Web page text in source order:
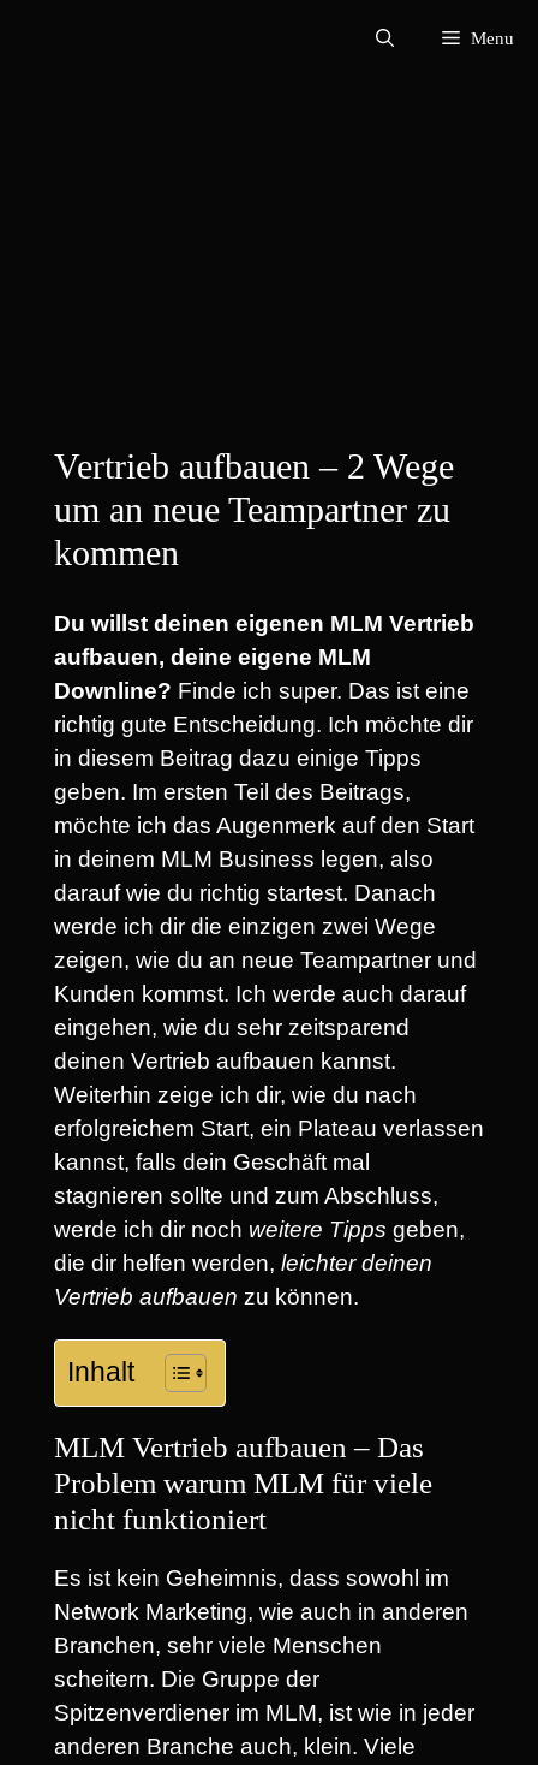
Menu
Vertrieb aufbauen – 2 Wege
um an neue Teampartner zu
kommen
Du willst deinen eigenen MLM Vertrieb
aufbauen, deine eigene MLM
Downline? Finde ich super. Das ist eine
richtig gute Entscheidung. Ich möchte dir
in diesem Beitrag dazu einige Tipps
geben. Im ersten Teil des Beitrags,
möchte ich das Augenmerk auf den Start
in deinem MLM Business legen, also
darauf wie du richtig startest. Danach
werde ich dir die einzigen zwei Wege
zeigen, wie du an neue Teampartner und
Kunden kommst. Ich werde auch darauf
eingehen, wie du sehr zeitsparend
deinen Vertrieb aufbauen kannst.
Weiterhin zeige ich dir, wie du nach
erfolgreichem Start, ein Plateau verlassen
kannst, falls dein Geschäft mal
stagnieren sollte und zum Abschluss,
werde ich dir noch weitere Tipps geben,
die dir helfen werden, leichter deinen
Vertrieb aufbauen zu können.
Inhalt
MLM Vertrieb aufbauen – Das
Problem warum MLM für viele
nicht funktioniert
Es ist kein Geheimnis, dass sowohl im
Network Marketing, wie auch in anderen
Branchen, sehr viele Menschen
scheitern. Die Gruppe der
Spitzenverdiener im MLM, ist wie in jeder
anderen Branche auch, klein. Viele